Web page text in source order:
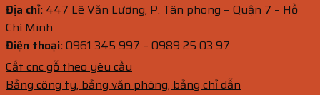
Địa chỉ: 447 Lê Văn Lương, P. Tân phong – Quận 7 – Hồ
Chí Minh
Điện thoại:0961 345 997 – 0989 25 03 97
Cắt cnc gỗ theo yêu cầu
Bảng công ty, bảng văn phòng, bảng chỉ dẫn